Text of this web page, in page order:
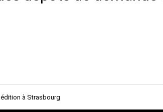
édition à Strasbourg